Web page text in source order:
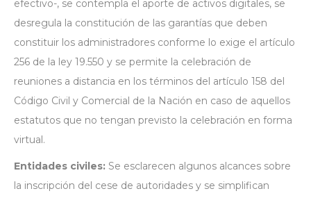
efectivo-, se contempla el aporte de activos digitales, se
desregula la constitución de las garantías que deben
constituir los administradores conforme lo exige el artículo
256 de la ley 19.550 y se permite la celebración de
reuniones a distancia en los términos del artículo 158 del
Código Civil y Comercial de la Nación en caso de aquellos
estatutos que no tengan previsto la celebración en forma
virtual.
Entidades civiles: Se esclarecen algunos alcances sobre
la inscripción del cese de autoridades y se simplifican